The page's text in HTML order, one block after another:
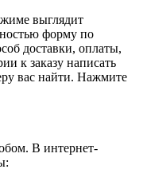
выглядит
форму по
доставки, оплаты,
к заказу написать
вас найти. Нажмите
В интернет-